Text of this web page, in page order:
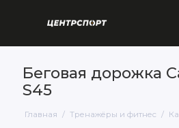
Беговая дорожка
S45
Главная Тренажёры и фитнес